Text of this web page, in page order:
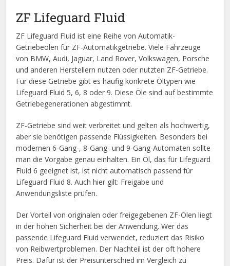
ZF Lifeguard Fluid
ZF Lifeguard Fluid ist eine Reihe von Automatik-
Getriebeölen für ZF-Automatikgetriebe. Viele Fahrzeuge
von BMW, Audi, Jaguar, Land Rover, Volkswagen, Porsche
und anderen Herstellern nutzen oder nutzten ZF-Getriebe.
Für diese Getriebe gibt es häufig konkrete Öltypen wie
Lifeguard Fluid 5, 6, 8 oder 9. Diese Öle sind auf bestimmte
Getriebegenerationen abgestimmt.
ZF-Getriebe sind weit verbreitet und gelten als hochwertig,
aber sie benötigen passende Flüssigkeiten. Besonders bei
modernen 6-Gang-, 8-Gang- und 9-Gang-Automaten sollte
man die Vorgabe genau einhalten. Ein Öl, das für Lifeguard
Fluid 6 geeignet ist, ist nicht automatisch passend für
Lifeguard Fluid 8. Auch hier gilt: Freigabe und
Anwendungsliste prüfen.
Der Vorteil von originalen oder freigegebenen ZF-Ölen liegt
in der hohen Sicherheit bei der Anwendung. Wer das
passende Lifeguard Fluid verwendet, reduziert das Risiko
von Reibwertproblemen. Der Nachteil ist der oft höhere
Preis. Dafür ist der Preisunterschied im Vergleich zu